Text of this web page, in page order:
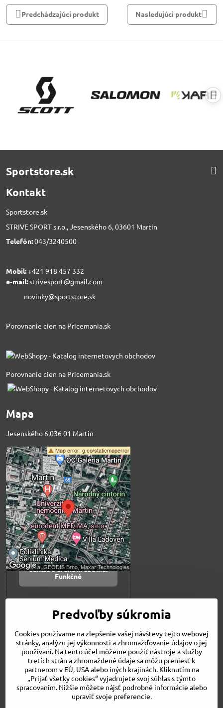
Predchádzajúci produkt Nasledujúci produkt
Sportstore.sk
Kontakt
Sportstore.sk
STRIVE SPORT s.r.o., Jesenského 6, 03601 Martin
Telefón:043/3240500
Mobil:+421 918 457 332
e-mail:strivesport@gmail.com
novinky@sportstore.sk
Porovnanie cien na Pricemania.sk
Porovnanie cien na Pricemania.sk
Mapa
Jesenského 6,036 01 Martin
Externý obsah je
blokovaný Voľbami
súkromia
Prajete si načítať externý obsah?
Povoliť tentokrát
Povoliť a zapamätať -
súhlas s druhom cookie:
Funkčné
Otvoriť obsah v novom okne
Novinky
Niečo o nás
Naša ponuka
Veľkostné tabuľky
Obchodné podmienky
Kontakt
Predvoľby súkromia
Cookies používame na zlepšenie vašej návštevy tejto webovej
stránky, analýzu jej výkonnosti a zhromažďovanie údajov o jej
používaní. Na tento účel môžeme použiť nástroje a služby
tretích strán a zhromaždené údaje sa môžu preniesť k
partnerom v EÚ, USA alebo iných krajinách. Kliknutím na
„Prijať všetky cookies“ vyjadrujete svoj súhlas s týmto
spracovaním. Nižšie môžete nájsť podrobné informácie alebo
upraviť svoje preferencie.